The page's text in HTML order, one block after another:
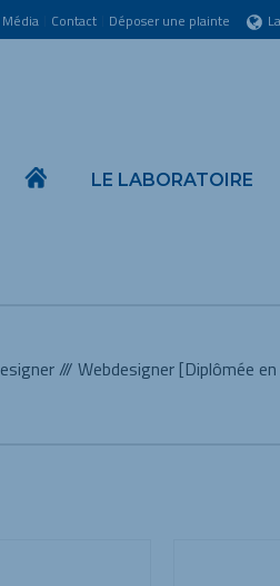
Média Contact Déposer une plainte
LE LABORATOIRE
/// Webdesigner [Diplômée